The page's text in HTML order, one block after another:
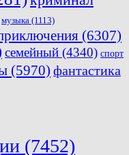
музыка (1113)
(6307)
семейный (4340) спорт
(5970) фантастика
(7452)